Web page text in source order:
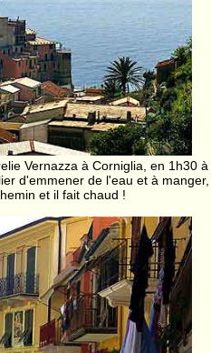
Vernazza à Corniglia, en 1h30 à
d'emmener de l'eau et à manger,
et il fait chaud !